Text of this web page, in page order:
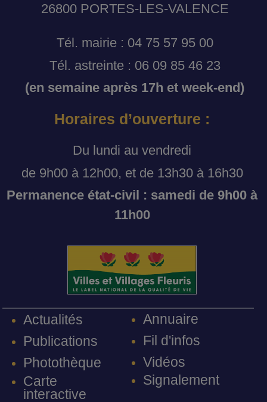
26800 PORTES-LES-VALENCE
Tél. mairie : 04 75 57 95 00
Tél. astreinte : 06 09 85 46 23
(en semaine après 17h et week-end)
Horaires d’ouverture :
Du lundi au vendredi
de 9h00 à 12h00, et de 13h30 à 16h30
Permanence état-civil : samedi de 9h00 à
11h00
Actualités
Publications
Photothèque
Carte
interactive
Annuaire
Fil d'infos
Vidéos
Signalement